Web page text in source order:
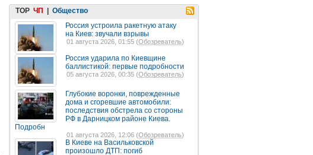
TOP ЧП
Общество
Россия устроила ракетную атаку
на Киев: звучали взрывы
01 августа 2026, 01:55 (Обозреватель)
Россия ударила по Киевщине
баллистикой: первые подробности
05 августа 2026, 00:35 (Обозреватель)
Глубокие воронки, поврежденные
дома и сгоревшие автомобили:
последствия обстрела со стороны
РФ в Дарницком районе Киева.
Подробн
01 августа 2026, 12:06 (Обозреватель)
В Киеве на Васильковской
произошло ДТП: погиб